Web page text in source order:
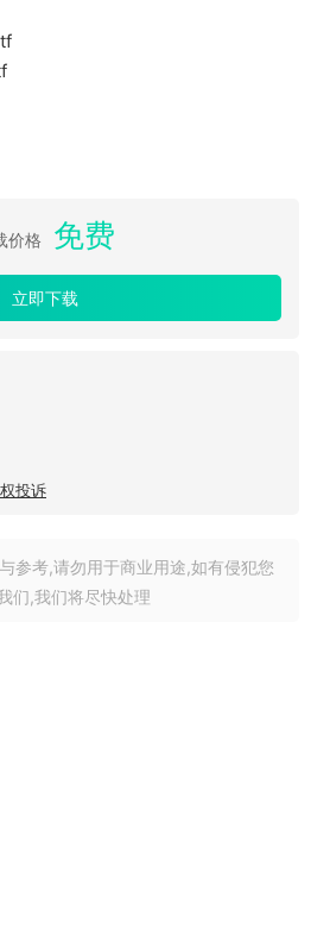
价格 免费
立即下载
投诉
参考,请勿用于商业用途,如有侵犯您
们,我们将尽快处理